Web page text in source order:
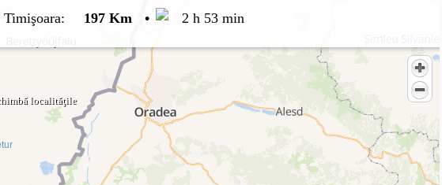
Timişoara: 197 Km • 2 h 53 min
localităţile